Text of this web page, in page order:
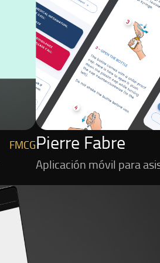
FMCGPierre Fabre
Aplicación móvil para